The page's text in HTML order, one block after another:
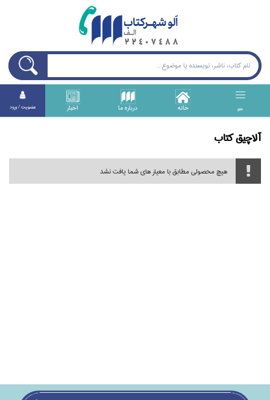
منو خانه درباره ما اخبار عضويت / ورود
آلاچيق كتاب
هیچ محصولی مطابق با معیار های شما یافت نشد